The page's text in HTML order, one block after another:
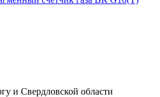
и Свердловской области